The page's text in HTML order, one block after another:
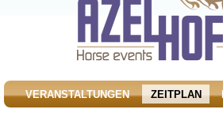
VERANSTALTUNGEN ZEITPLAN